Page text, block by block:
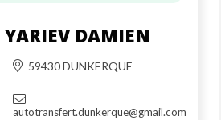
YARIEV DAMIEN
59430 DUNKERQUE
autotransfert.dunkerque@gmail.com